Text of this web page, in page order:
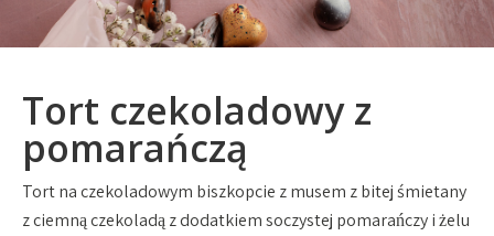
Tort czekoladowy z
pomarańczą
Tort na czekoladowym biszkopcie z musem z bitej śmietany
z ciemną czekoladą z dodatkiem soczystej pomarańczy i żelu